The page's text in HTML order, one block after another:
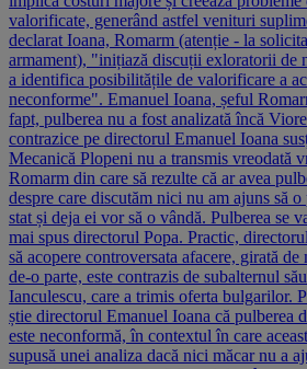
valorificate, generând astfel venituri
declarat Ioana, Romarm (atenție - la
armament), "inițiază discuții exloratorii de
a identifica posibilitățile de valorificare a
neconforme". Emanuel Ioana, șeful
fapt, pulberea nu a fost analizată încă
contrazice pe directorul Emanuel Ioana
Mecanică Plopeni nu a transmis vreodată
Romarm din care să rezulte că ar avea
despre care discutăm nici nu am ajuns să
stat și deja ei vor să o vândă. Pulberea se
mai spus directorul Popa. Practic,
să acopere controversata afacere, girată
de-o parte, este contrazis de subalternul
Ianculescu, care a trimis oferta bulgarilor.
știe directorul Emanuel Ioana că pulberea
este neconformă, în contextul în care
supusă unei analiza dacă nici măcar nu a